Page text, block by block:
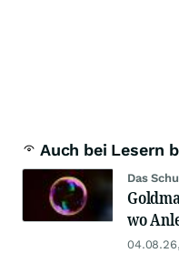
Auch bei Lesern
Das
wo